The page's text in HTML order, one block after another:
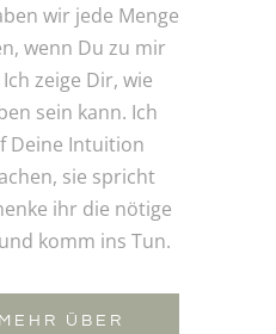
wir jede Menge
wenn Du zu mir
zeige Dir, wie
sein kann. Ich
Deine Intuition
sie spricht
ihr die nötige
komm ins Tun.
ÜBER